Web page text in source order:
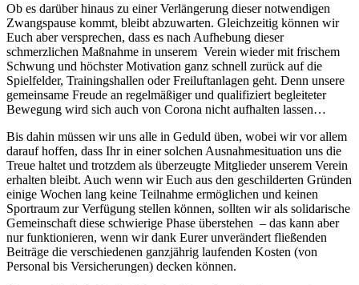
Ob es darüber hinaus zu einer Verlängerung dieser notwendigen
Zwangspause kommt, bleibt abzuwarten. Gleichzeitig können wir
Euch aber versprechen, dass es nach Aufhebung dieser
schmerzlichen Maßnahme in unserem Verein wieder mit frischem
Schwung und höchster Motivation ganz schnell zurück auf die
Spielfelder, Trainingshallen oder Freiluftanlagen geht. Denn unsere
gemeinsame Freude an regelmäßiger und qualifiziert begleiteter
Bewegung wird sich auch von Corona nicht aufhalten lassen…
Bis dahin müssen wir uns alle in Geduld üben, wobei wir vor allem
darauf hoffen, dass Ihr in einer solchen Ausnahmesituation uns die
Treue haltet und trotzdem als überzeugte Mitglieder unserem Verein
erhalten bleibt. Auch wenn wir Euch aus den geschilderten Gründen
einige Wochen lang keine Teilnahme ermöglichen und keinen
Sportraum zur Verfügung stellen können, sollten wir als solidarische
Gemeinschaft diese schwierige Phase überstehen – das kann aber
nur funktionieren, wenn wir dank Eurer unverändert fließenden
Beiträge die verschiedenen ganzjährig laufenden Kosten (von
Personal bis Versicherungen) decken können.